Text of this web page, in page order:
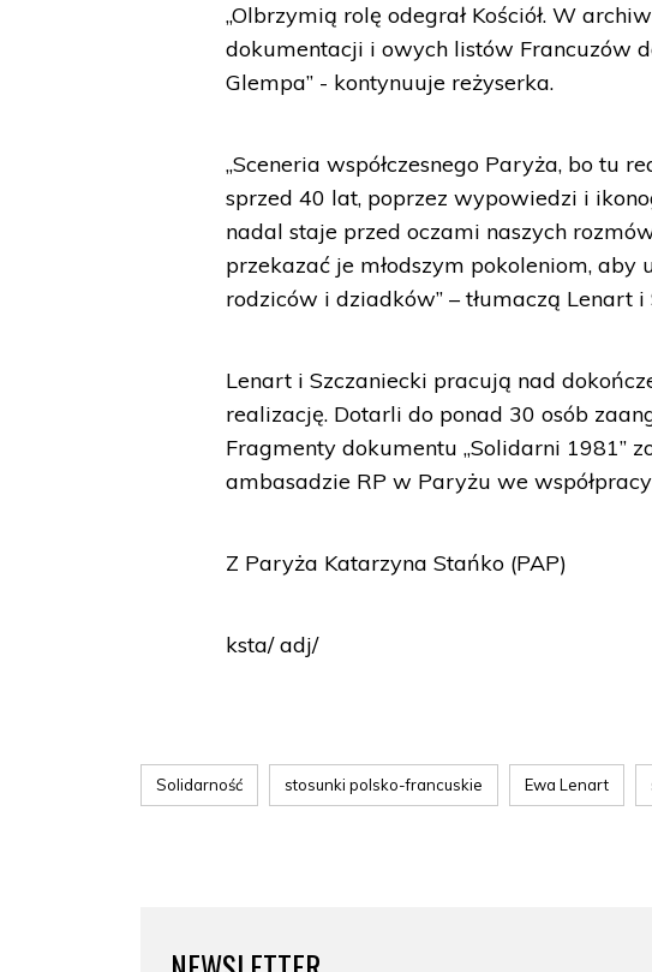
„Olbrzymią rolę odegrał Kościół. W
dokumentacji i owych listów Francuzów
Glempa” - kontynuuje reżyserka.
„Sceneria współczesnego Paryża, bo tu
sprzed 40 lat, poprzez wypowiedzi i
nadal staje przed oczami naszych
przekazać je młodszym pokoleniom, aby
rodziców i dziadków” – tłumaczą Lenart i
Lenart i Szczaniecki pracują nad
realizację. Dotarli do ponad 30 osób
Fragmenty dokumentu „Solidarni 1981”
ambasadzie RP w Paryżu we
Z Paryża Katarzyna Stańko (PAP)
ksta/ adj/
Solidarność stosunki polsko-francuskie Ewa Lenart